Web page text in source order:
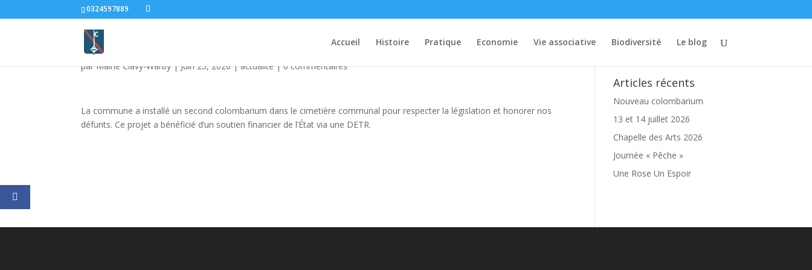
0324597889
Accueil Histoire Pratique Economie Vie associative Biodiversité Le blog
Nouveau colombarium
parMairie Clavy-Warby|Juin 25, 2026|actualité|0 commentaires
La commune a installé un second colombarium dans le cimetière communal pour respecter la législation et honorer nos
défunts. Ce projet a bénéficié d’un soutien financier de l’État via une DETR.
Articles récents
Nouveau colombarium
13 et 14 juillet 2026
Chapelle des Arts 2026
Journée « Pêche »
Une Rose Un Espoir